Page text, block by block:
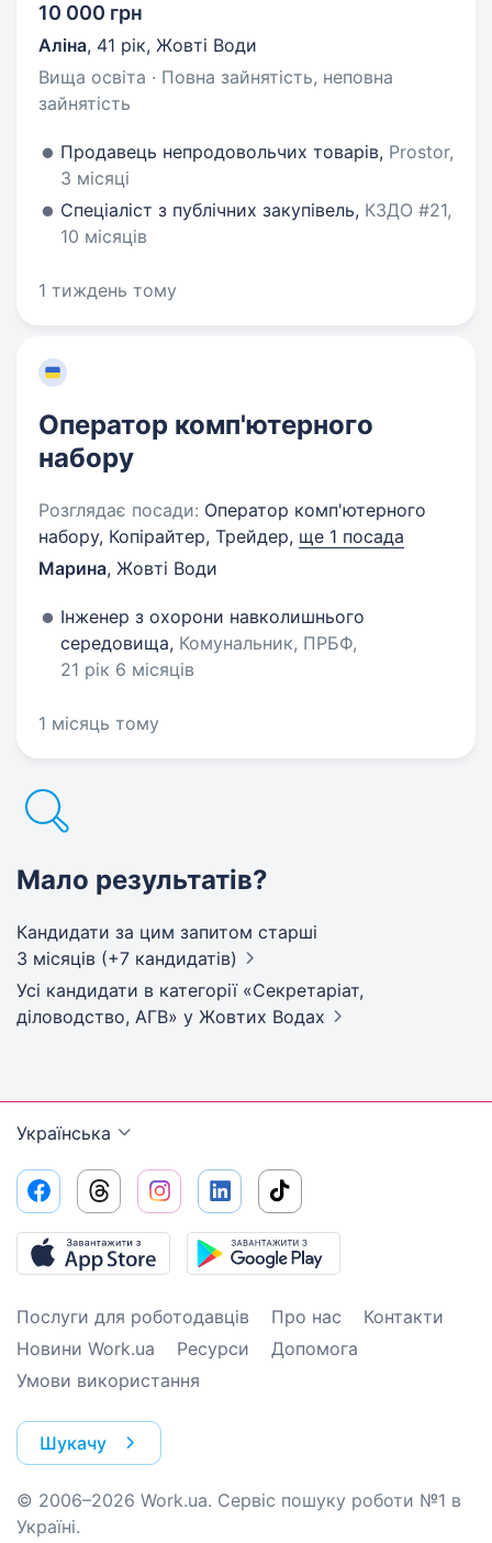
10 000 грн
Аліна, 41 рік, Жовті Води
Вища освіта · Повна зайнятість, неповна
зайнятість
Продавець непродовольчих товарів, Prostor,
3 місяці
Спеціаліст з публічних закупівель, КЗДО #21,
10 місяців
1 тиждень тому
Оператор комп'ютерного
набору
Розглядає посади: Оператор комп'ютерного
набору, Копірайтер, Трейдер, ще 1 посада
Марина, Жовті Води
Інженер з охорони навколишнього
середовища, Комунальник, ПРБФ,
21 рік 6 місяців
1 місяць тому
Мало результатів?
Кандидати за цим запитом старші
3 місяців (+7 кандидатів)
Усі кандидати в категорії «Секретаріат,
діловодство, АГВ» у Жовтих Водах
Українська
Послуги для роботодавців Про нас
Контакти
Новини Work.ua
Ресурси
Допомога
Умови використання
Шукачу
© 2006–2026 Work.ua. Сервіс пошуку роботи №1 в
Україні.